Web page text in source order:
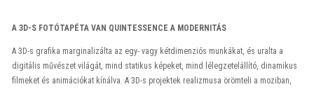
A 3D-S FOTÓTAPÉTA VAN QUINTESSENCE A MODERNITÁS
A 3D-s grafika marginalizálta az egy- vagy kétdimenziós munkákat, és uralta a
digitális művészet világát, mind statikus képeket, mind lélegzetelállító, dinamikus
filmeket és animációkat kínálva. A 3D-s projektek realizmusa örömteli a moziban,